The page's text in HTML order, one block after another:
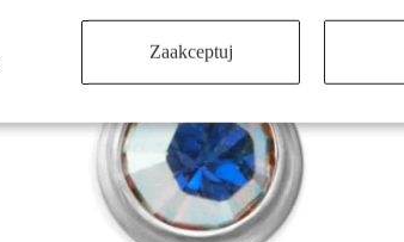
Zaakceptuj